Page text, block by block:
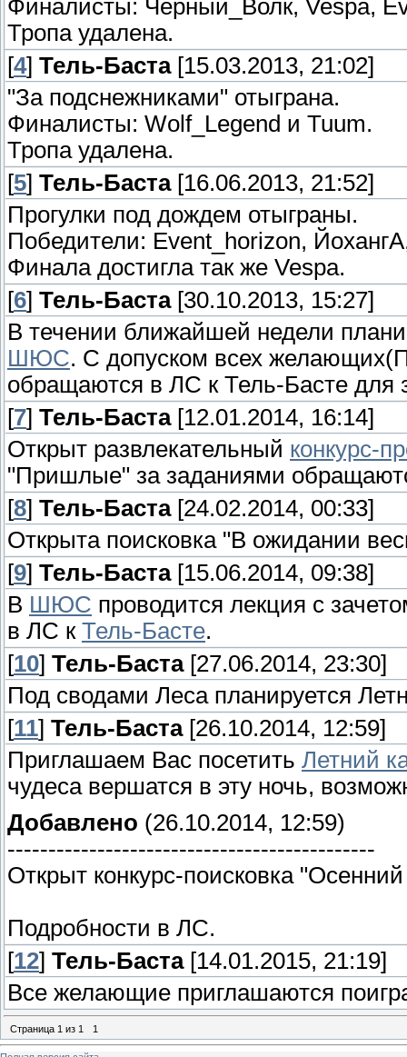
Финалисты: Чёрный_Волк, Vespa,
Тропа удалена.
[4] Тель-Баста[15.03.2013, 21:02]
"За подснежниками" отыграна.
Финалисты: Wolf_Legend и Tuum.
Тропа удалена.
[5] Тель-Баста[16.06.2013, 21:52]
Прогулки под дождем отыграны.
Победители: Event_horizon,
Финала достигла так же Vespa.
[6] Тель-Баста[30.10.2013, 15:27]
В течении ближайшей недели
ШЮС. С допуском всех
обращаются в ЛС к Тель-Басте для
[7] Тель-Баста[12.01.2014, 16:14]
Открыт развлекательный конкурс-
"Пришлые" за заданиями
[8] Тель-Баста[24.02.2014, 00:33]
Открыта поисковка "В ожидании
[9] Тель-Баста[15.06.2014, 09:38]
В ШЮС проводится лекция с
в ЛС к Тель-Басте.
[10] Тель-Баста[27.06.2014, 23:30]
Под сводами Леса планируется
[11] Тель-Баста[26.10.2014, 12:59]
Приглашаем Вас посетить Летний
чудеса вершатся в эту ночь,
Добавлено (26.10.2014, 12:59)
---------------------------------------------
Открыт конкурс-поисковка
Подробности в ЛС.
[12] Тель-Баста[14.01.2015, 21:19]
Все желающие приглашаются
Страница 1 из 1 1